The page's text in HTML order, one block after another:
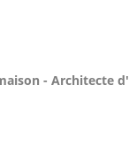
- Architecte